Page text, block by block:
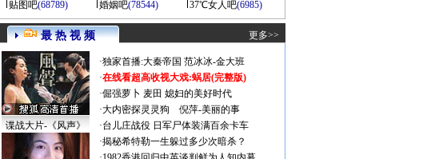
贴图吧(68789) 婚姻吧(78544) 37℃女人吧(6985)
最 热 视 频 更多>>
谍战大片-《风声》
·独家首播:大秦帝国 范冰冰-金大班
·在线看超高收视大戏:蜗居(完整版)
·倔强萝卜 麦田 媳妇的美好时代
·大内密探灵灵狗
倪萍-美丽的事
·台儿庄战役 日军尸体装满百余卡车
·揭秘希特勒一生躲过多少次暗杀？